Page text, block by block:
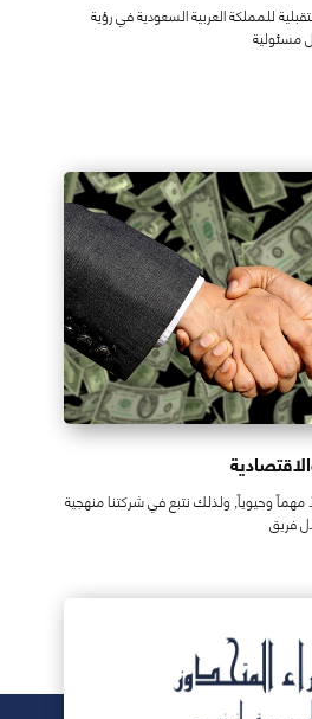
للمملكة العربية السعودية في رؤية
مهماً وحيوياً, ولذلك نتبع في شركتنا منهجية
فريق